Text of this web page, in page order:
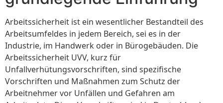
Arbeitssicherheit ist ein wesentlicher Bestandteil des
Arbeitsumfeldes in jedem Bereich, sei es in der
Industrie, im Handwerk oder in Bürogebäuden. Die
Arbeitssicherheit UVV, kurz für
Unfallverhütungsvorschriften, sind spezifische
Vorschriften und Maßnahmen zum Schutz der
Arbeitnehmer vor Unfällen und Gefahren am